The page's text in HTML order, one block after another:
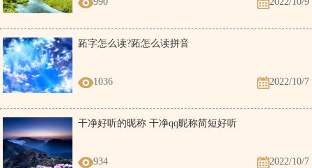
跖字怎么读?跖怎么读拼音
1036 2022/10/7
干净好听的昵称 干净qq昵称简短好听
934 2022/10/7